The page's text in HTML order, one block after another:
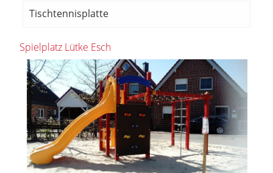
Tischtennisplatte
Spielplatz Lütke Esch